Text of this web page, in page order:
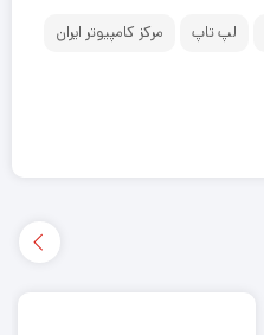
لپ تاپ مرکز کامپیوتر ایران